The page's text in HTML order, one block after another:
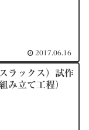
2017.06.16
ラックス）試作
み立て工程）